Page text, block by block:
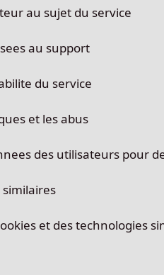
au sujet du service
au support
du service
et les abus
des utilisateurs pour
et des technologies